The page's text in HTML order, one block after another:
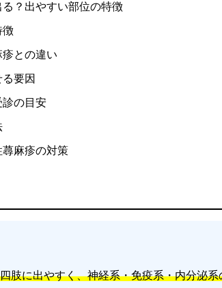
？出やすい部位の特徴
徴
疹との違い
要因
診の目安
蕁麻疹の対策
肢に出やすく、神経系・免疫系・内分泌